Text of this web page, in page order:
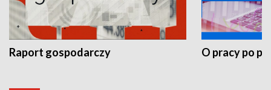
Raport gospodarczy O pracy po